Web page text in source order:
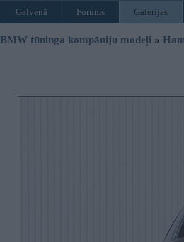
Galvenā Forums Galerijas
BMW tūninga kompāniju modeļi »